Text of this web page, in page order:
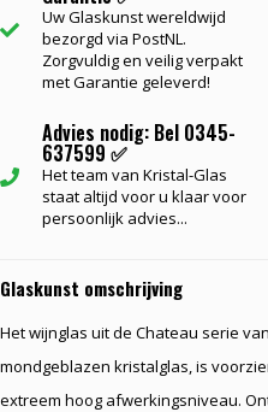
Uw Glaskunst wereldwijd
bezorgd via PostNL.
Zorgvuldig en veilig verpakt
met Garantie geleverd!
Advies nodig: Bel 0345-
637599 ✅
Het team van Kristal-Glas
staat altijd voor u klaar voor
persoonlijk advies...
Glaskunst omschrijving
Het wijnglas uit de Chateau serie
mondgeblazen kristalglas, is
extreem hoog afwerkingsniveau.